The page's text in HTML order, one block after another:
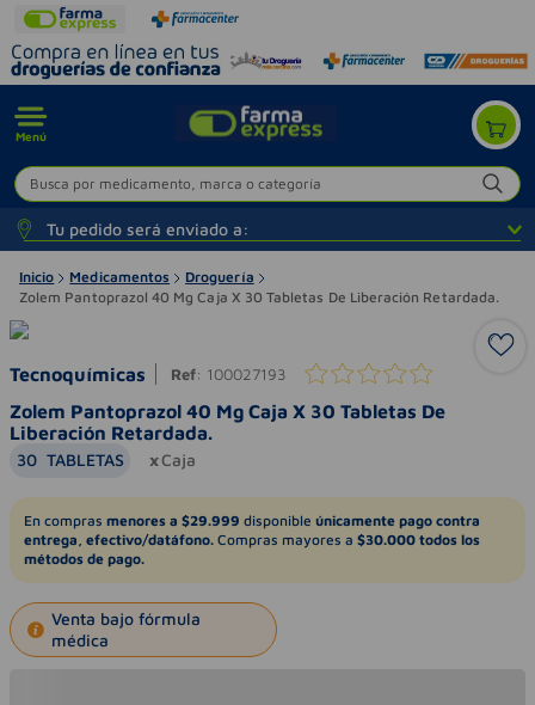
Menú
Busca por medicamento, marca o categoría
Tu pedido será enviado a:
Inicio Medicamentos
Droguería
Zolem Pantoprazol 40 Mg Caja X 30 Tabletas De Liberación Retardada.
Tecnoquímicas Ref: 100027193
Zolem Pantoprazol 40 Mg Caja X 30 Tabletas De
Liberación Retardada.
30 TABLETAS Caja
En compras menores a $29.999 disponible únicamente pago contra
entrega, efectivo/datáfono. Compras mayores a $30.000 todos los
métodos de pago.
Venta bajo fórmula
médica